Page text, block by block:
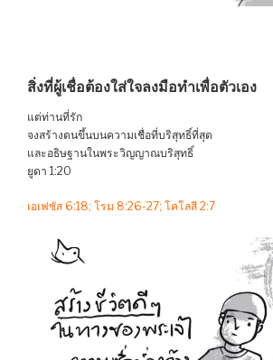
สิ่งที่ผู้เชื่อต้องใส่ใจลงมือทำเพื่อตัวเอง
แต่ท่านที่รัก
จงสร้างตนขึ้นบนความเชื่อที่บริสุทธิ์ที่สุด
และอธิษฐานในพระวิญญาณบริสุทธิ์
ยูดา 1:20
เอเฟซัส 6:18; โรม 8:26-27; โคโลสี 2:7